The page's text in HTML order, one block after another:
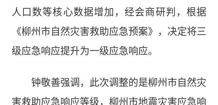
人口数等核心数据增加，经会商研判，根据
《柳州市自然灾害救助应急预案》，决定将三
级应急响应提升为一级应急响应。
钟敬善强调，此次调整的是柳州市自然灾
害救助应急响应等级，柳州市地震灾害应急响